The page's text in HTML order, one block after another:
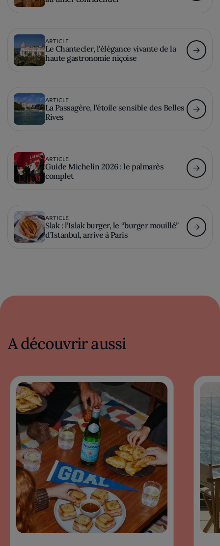
ARTICLE
Le Chantecler, l’élégance vivante de la
haute gastronomie niçoise
ARTICLE
La Passagère, l’étoile sensible des Belles
Rives
ARTICLE
Guide Michelin 2026 : le palmarès
complet
ARTICLE
Slak : l’Islak burger, le “burger mouillé”
d’Istanbul, arrive à Paris
A découvrir aussi